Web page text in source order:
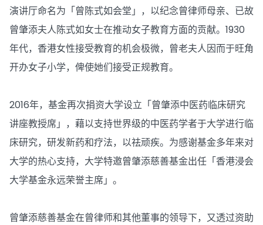
演讲厅命名为「曾陈式如会堂」，以纪念曾律师母亲、已故
曾肇添夫人陈式如女士在推动女子教育方面的贡献。1930
年代，香港女性接受教育的机会极微，曾老夫人因而于旺角
开办女子小学，俾使她们接受正规教育。
2016年，基金再次捐资大学设立「曾肇添中医药临床研究
讲座教授席」，藉以支持世界级的中医药学者于大学进行临
床研究，研发新药和疗法，以祛顽疾。为感谢基金多年来对
大学的热心支持，大学特邀曾肇添慈善基金出任「香港浸会
大学基金永远荣誉主席」。
曾肇添慈善基金在曾律师和其他董事的领导下，又透过资助